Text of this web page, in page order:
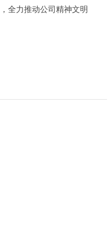
，全力推动公司精神文明